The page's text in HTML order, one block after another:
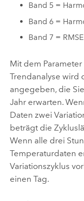
Band 5 =
Band 6 =
Band 7 = RMSE
Mit dem Parameter
Trendanalyse wird
angegeben, die
Jahr erwarten.
Daten zwei
beträgt die
Wenn alle drei
Temperaturdaten
Variationszyklus
einen Tag.